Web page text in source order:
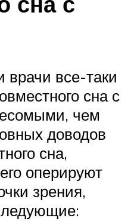
врачи все-таки
сна с
чем
доводов
сна,
оперируют
зрения,